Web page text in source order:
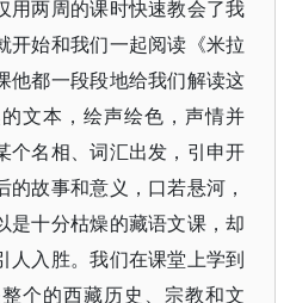
用两周的课时快速教会了我
开始和我们一起阅读《米拉
他都一段段地给我们解读这
文本，绘声绘色，声情并
个名相、词汇出发，引申开
故事和意义，口若悬河，
是十分枯燥的藏语文课，却
人入胜。我们在课堂上学到
个的西藏历史、宗教和文